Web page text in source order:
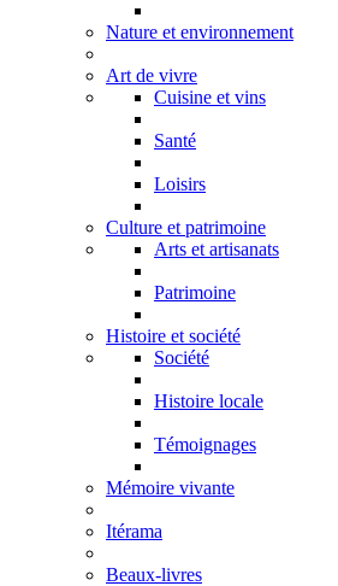
Nature et environnement
Art de vivre
Cuisine et vins
Santé
Loisirs
Culture et patrimoine
Arts et artisanats
Patrimoine
Histoire et société
Société
Histoire locale
Témoignages
Mémoire vivante
Itérama
Beaux-livres